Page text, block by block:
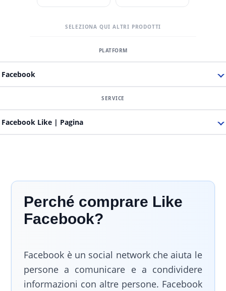
SELEZIONA QUI ALTRI PRODOTTI
Facebook
Facebook Like | Pagina
Perché comprare Like
Facebook?
Facebook è un social network che aiuta le
persone a comunicare e a condividere
informazioni con altre persone. Facebook